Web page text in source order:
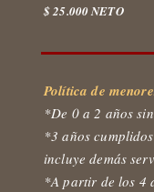
$ 25.000 NETO
Política de
*De 0 a 2 años
*3 años
incluye demás
*A partir de los 4